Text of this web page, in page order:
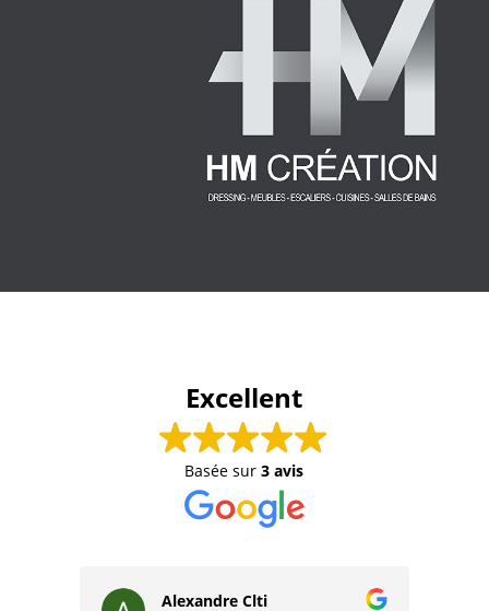
Excellent
Basée sur3 avis
Alexandre Clti